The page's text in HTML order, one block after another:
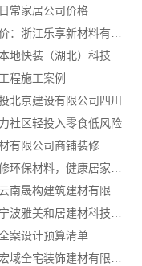
常家居公司价格
程施工案例
北京建设有限公司四川
社区轻投入零食低风险
有限公司商铺装修
案设计预算清单